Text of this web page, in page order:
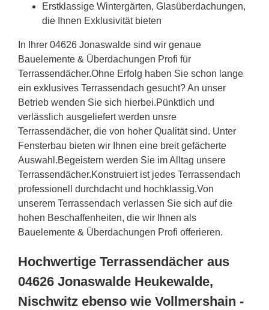
Erstklassige Wintergärten, Glasüberdachungen,
die Ihnen Exklusivität bieten
In Ihrer 04626 Jonaswalde sind wir genaue
Bauelemente & Überdachungen Profi für
Terrassendächer.Ohne Erfolg haben Sie schon lange
ein exklusives Terrassendach gesucht? An unser
Betrieb wenden Sie sich hierbei.Pünktlich und
verlässlich ausgeliefert werden unsre
Terrassendächer, die von hoher Qualität sind. Unter
Fensterbau bieten wir Ihnen eine breit gefächerte
Auswahl.Begeistern werden Sie im Alltag unsere
Terrassendächer.Konstruiert ist jedes Terrassendach
professionell durchdacht und hochklassig.Von
unserem Terrassendach verlassen Sie sich auf die
hohen Beschaffenheiten, die wir Ihnen als
Bauelemente & Überdachungen Profi offerieren.
Hochwertige Terrassendächer aus
04626 Jonaswalde Heukewalde,
Nischwitz ebenso wie Vollmershain -